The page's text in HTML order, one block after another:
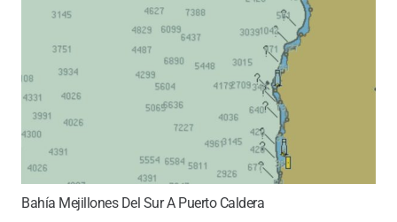
Bahía Mejillones Del Sur A Puerto Caldera